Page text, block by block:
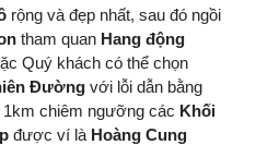
rộng và đẹp nhất, sau đó ngồi
tham quan Hang động
Quý khách có thể chọn
Đườngvới lỗi dẫn bằng
chiêm ngưỡng các Khối
được ví là Hoàng Cung